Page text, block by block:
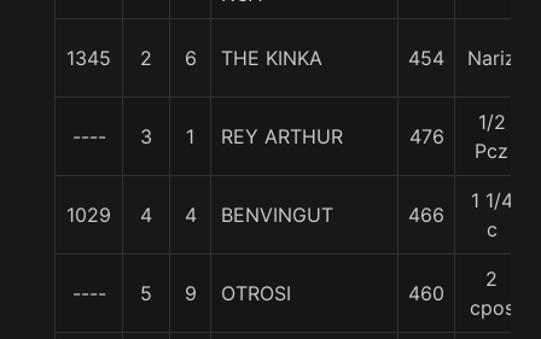
1345 2 6 THE KINKA 454 Nariz
---- 3 1 REY ARTHUR 476
1/2
Pcz
1029 4 4 BENVINGUT 466
1 1/4
c
---- 5 9 OTROSI 460
2
cpos